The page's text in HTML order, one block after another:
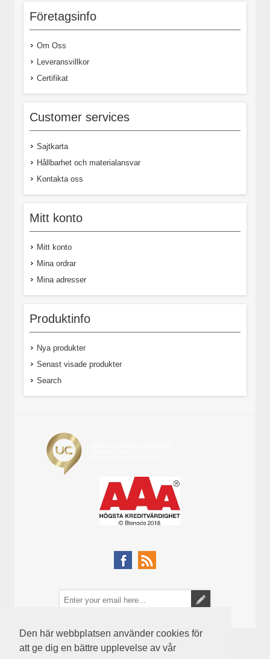
Den här webbplatsen använder cookies för
att ge dig en bättre upplevelse av vår
Företagsinfo
Om Oss
Leveransvillkor
Certifikat
Customer services
Sajtkarta
Hållbarhet och materialansvar
Kontakta oss
Mitt konto
Mitt konto
Mina ordrar
Mina adresser
Produktinfo
Nya produkter
Senast visade produkter
Search